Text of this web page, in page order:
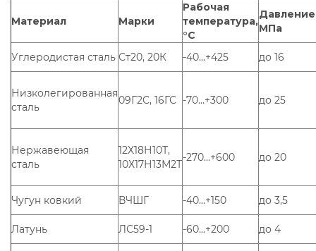
Материал Марки
Рабочая
температура,
°С
МПа
Углеродистая сталь Ст20, 20К -40...+425 до 16
Низколегированная
сталь
09Г2С, 16ГС -70...+300 до 25
Нержавеющая
сталь
12Х18Н10Т,
10Х17Н13М2Т
-270...+600 до 20
Чугун ковкий ВЧШГ -40...+150 до 3,5
Латунь ЛС59-1 -60...+200 до 4